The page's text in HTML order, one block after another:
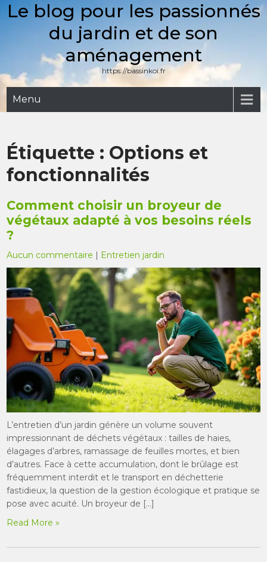
SkipLe blog pour les passionnés
du jardin et de son
aménagement
https://bassinkoi.fr
Menu
Étiquette : Options et
fonctionnalités
Comment choisir un broyeur de
végétaux adapté à vos besoins réels
?
Aucun commentaire | Entretien jardin
L’entretien d’un jardin génère un volume souvent
impressionnant de déchets végétaux : tailles de haies,
élagages d’arbres, ramassage de feuilles mortes, et bien
d’autres. Face à cette accumulation, dont le brûlage est
fréquemment interdit et le transport en déchetterie
fastidieux, la question de la gestion écologique et pratique se
pose avec acuité. Un broyeur de […]
Read More »